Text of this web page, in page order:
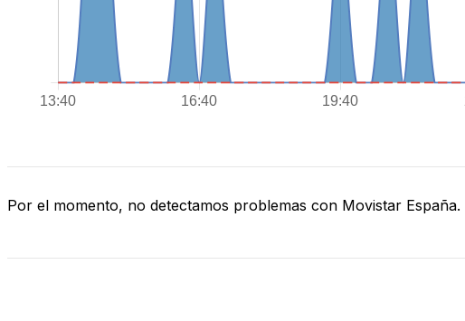
Por el momento, no detectamos problemas con Movistar España.